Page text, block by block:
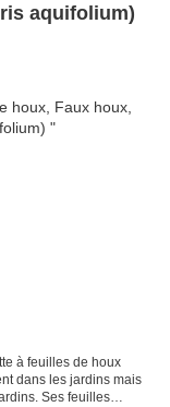
aquifolium)
à feuilles de houx
Ses feuilles